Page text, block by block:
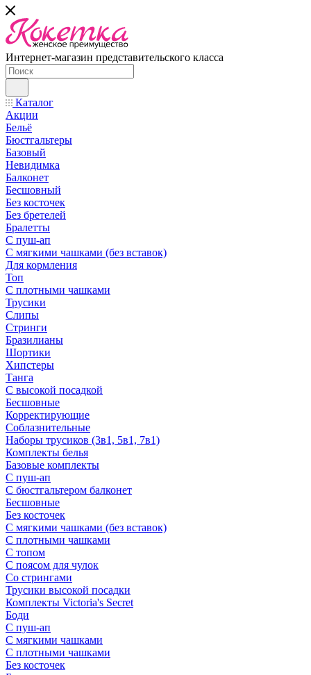
Интернет-магазин представительского класса
Каталог
Акции
Бельё
Бюстгальтеры
Базовый
Невидимка
Балконет
Бесшовный
Без косточек
Без бретелей
Бралетты
С пуш-ап
С мягкими чашками (без вставок)
Для кормления
Топ
С плотными чашками
Трусики
Слипы
Стринги
Бразилианы
Шортики
Хипстеры
Танга
С высокой посадкой
Бесшовные
Корректирующие
Соблазнительные
Наборы трусиков (3в1, 5в1, 7в1)
Комплекты белья
Базовые комплекты
С пуш-ап
С бюстгальтером балконет
Бесшовные
Без косточек
С мягкими чашками (без вставок)
С плотными чашками
С топом
С поясом для чулок
Со стрингами
Трусики высокой посадки
Комплекты Victoria's Secret
Боди
С пуш-ап
С мягкими чашками
С плотными чашками
Без косточек